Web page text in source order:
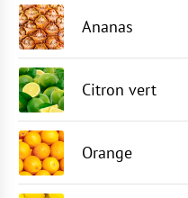
Ananas
Citron vert
Orange